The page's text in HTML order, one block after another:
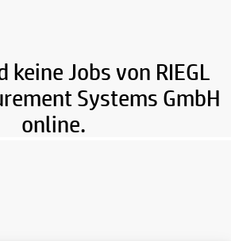
keine Jobs von RIEGL
Systems GmbH
online.